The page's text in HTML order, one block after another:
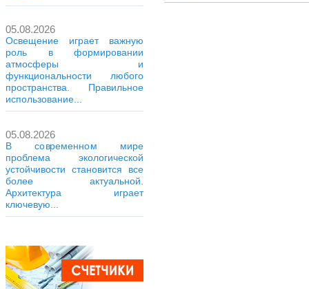
05.08.2026
Освещение играет важную
роль в формировании
атмосферы и
функциональности любого
пространства. Правильное
использование...
05.08.2026
В современном мире
проблема экологической
устойчивости становится все
более актуальной.
Архитектура играет
ключевую...